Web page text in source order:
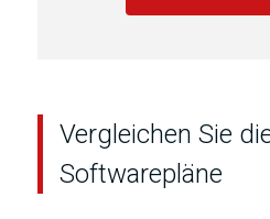
Vergleichen Sie
Softwarepläne